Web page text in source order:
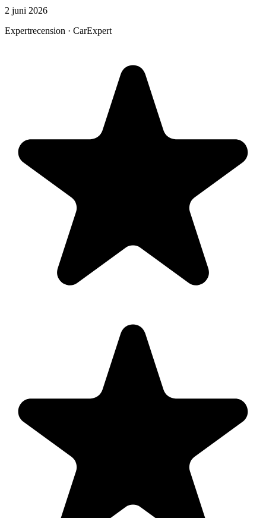
2 juni 2026
Expertrecension · CarExpert